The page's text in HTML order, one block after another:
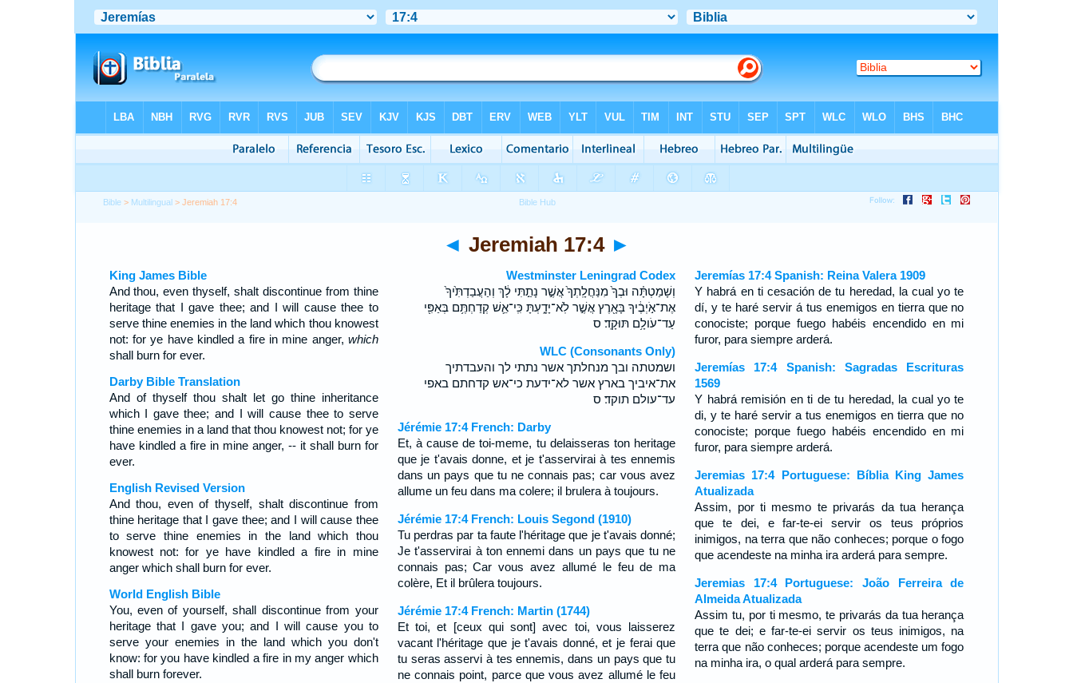
Bible > Multilingual > Jeremiah 17:4
◄ Jeremiah 17:4 ►
King James Bible
And thou, even thyself, shalt discontinue from thine
heritage that I gave thee; and I will cause thee to
serve thine enemies in the land which thou knowest
not: for ye have kindled a fire in mine anger, which
shall burn for ever.
Darby Bible Translation
And of thyself thou shalt let go thine inheritance
which I gave thee; and I will cause thee to serve
thine enemies in a land that thou knowest not; for ye
have kindled a fire in mine anger, -- it shall burn for
ever.
English Revised Version
And thou, even of thyself, shalt discontinue from
thine heritage that I gave thee; and I will cause thee
to serve thine enemies in the land which thou
knowest not: for ye have kindled a fire in mine
anger which shall burn for ever.
World English Bible
You, even of yourself, shall discontinue from your
heritage that I gave you; and I will cause you to
serve your enemies in the land which you don't
know: for you have kindled a fire in my anger which
shall burn forever.
Westminster Leningrad Codex
וְשָׁמַטְתָּ֗ה וּבְךָ֙ מִנַּחֲלָֽתְךָ֙ אֲשֶׁ֣ר נָתַ֣תִּי לָ֔ךְ וְהַעֲבַדְתִּ֙יךָ֙
אֶת־אֹ֣יְבֶ֔יךָ בָּאָ֖רֶץ אֲשֶׁ֣ר לֹֽא־יָדָ֑עְתָּ כִּֽי־אֵ֛שׁ קְדַחְתֶּ֥ם בְּאַפִּ֖י
עַד־עֹולָ֥ם תּוּקָֽד׃ ס
WLC (Consonants Only)
ושמטתה ובך מנחלתך אשר נתתי לך והעבדתיך
את־איביך בארץ אשר לא־ידעת כי־אש קדחתם באפי
עד־עולם תוקד׃ ס
Jérémie 17:4 French: Darby
Et, à cause de toi-meme, tu delaisseras ton heritage
que je t'avais donne, et je t'asservirai à tes ennemis
dans un pays que tu ne connais pas; car vous avez
allume un feu dans ma colere; il brulera à toujours.
Jérémie 17:4 French: Louis Segond (1910)
Tu perdras par ta faute l'héritage que je t'avais donné;
Je t'asservirai à ton ennemi dans un pays que tu ne
connais pas; Car vous avez allumé le feu de ma
colère, Et il brûlera toujours.
Jérémie 17:4 French: Martin (1744)
Et toi, et [ceux qui sont] avec toi, vous laisserez
vacant l'héritage que je t'avais donné, et je ferai que
tu seras asservi à tes ennemis, dans un pays que tu
ne connais point, parce que vous avez allumé le feu
Jeremías 17:4 Spanish: Reina Valera 1909
Y habrá en ti cesación de tu heredad, la cual yo te
dí, y te haré servir á tus enemigos en tierra que no
conociste; porque fuego habéis encendido en mi
furor, para siempre arderá.
Jeremías 17:4 Spanish: Sagradas Escrituras
1569
Y habrá remisión en ti de tu heredad, la cual yo te
di, y te haré servir a tus enemigos en tierra que no
conociste; porque fuego habéis encendido en mi
furor, para siempre arderá.
Jeremias 17:4 Portuguese: Bíblia King James
Atualizada
Assim, por ti mesmo te privarás da tua herança
que te dei, e far-te-ei servir os teus próprios
inimigos, na terra que não conheces; porque o fogo
que acendeste na minha ira arderá para sempre.
Jeremias 17:4 Portuguese: João Ferreira de
Almeida Atualizada
Assim tu, por ti mesmo, te privarás da tua herança
que te dei; e far-te-ei servir os teus inimigos, na
terra que não conheces; porque acendeste um fogo
na minha ira, o qual arderá para sempre.